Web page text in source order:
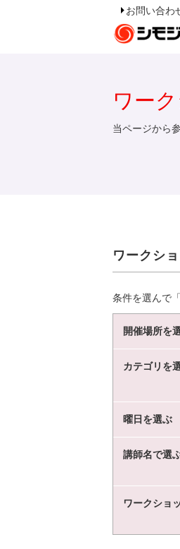
お問い合わ
ワー
当ページから
ワークシ
条件を選んで
開催場所を
カテゴリを
曜日を選ぶ
講師名で選
ワークショ